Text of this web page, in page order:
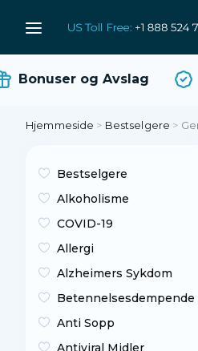
Bonuser og Avslag
Hjemmeside > Bestselgere >
Bestselgere
Alkoholisme
COVID-19
Allergi
Alzheimers Sykdom
Betennelsesdempende
Anti Sopp
Antiviral Midler